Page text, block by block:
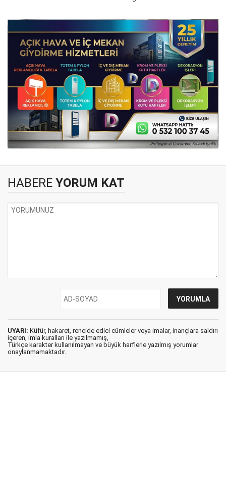
HABERE YORUM KAT
UYARI: Küfür, hakaret, rencide edici cümleler veya imalar, inançlara saldırı
içeren, imla kuralları ile yazılmamış,
Türkçe karakter kullanılmayan ve büyük harflerle yazılmış yorumlar
onaylanmamaktadır.